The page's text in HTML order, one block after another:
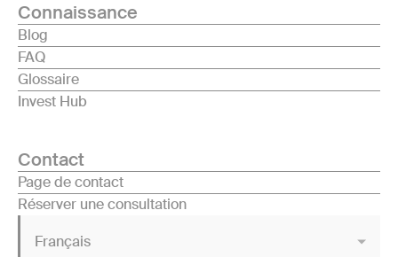
Connaissance
Blog
FAQ
Glossaire
Invest Hub
Contact
Page de contact
Réserver une consultation
Français